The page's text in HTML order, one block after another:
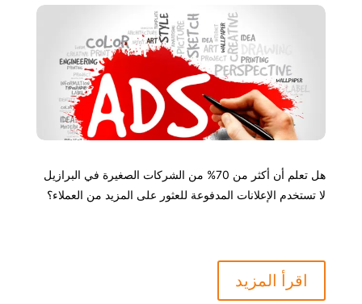
هل تعلم أن أكثر من 70% من الشركات الصغيرة في البرازيل
لا تستخدم الإعلانات المدفوعة للعثور على المزيد من العملاء؟
اقرأ المزيد